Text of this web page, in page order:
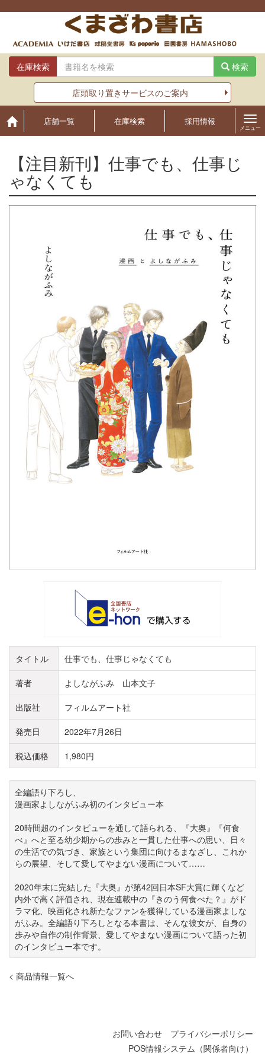
在庫検索 検索
店頭取り置きサービスのご案内
店舗一覧 在庫検索 採用情報
メニュー
【注目新刊】仕事でも、仕事じ
ゃなくても
タイトル 仕事でも、仕事じゃなくても
著者 よしながふみ 山本文子
出版社 フィルムアート社
発売日 2022年7月26日
税込価格 1,980円
全編語り下ろし、
漫画家よしながふみ初のインタビュー本
20時間超のインタビューを通して語られる、『大奥』『何食
べ』へと至る幼少期からの歩みと一貫した仕事への思い、日々
の生活での気づき、家族という集団に向けるまなざし、これか
らの展望、そして愛してやまない漫画について……
2020年末に完結した『大奥』が第42回日本SF大賞に輝くなど
内外で高く評価され、現在連載中の『きのう何食べた？』がド
ラマ化、映画化され新たなファンを獲得している漫画家よしな
がふみ。全編語り下ろしとなる本書は、そんな彼女が、自身の
歩みや自作の制作背景、愛してやまない漫画について語った初
のインタビュー本です。
< 商品情報一覧へ
お問い合わせ
プライバシーポリシー
POS情報システム（関係者向け）